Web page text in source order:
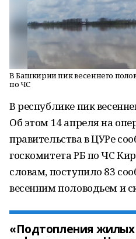
В Башкирии пик весеннего
по ЧС
В республике пик
Об этом 14 апреля на
правительства в ЦУРе
госкомитета РБ по ЧС
словам, поступило 83
весенним половодьем и
«Подтопления